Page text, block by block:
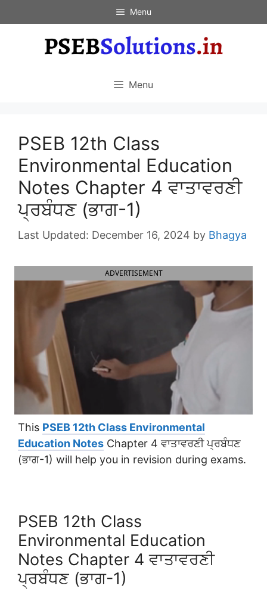
to
Menu
Menu
PSEB 12th Class
Environmental Education
Notes Chapter 4 ਵਾਤਾਵਰਣੀ
ਪ੍ਰਬੰਧਣ (ਭਾਗ-1)
December 16, 2024 by Bhagya
ADVERTISEMENT
This PSEB 12th Class Environmental
Education Notes Chapter 4 ਵਾਤਾਵਰਣੀ ਪ੍ਰਬੰਧਣ
(ਭਾਗ-1) will help you in revision during exams.
PSEB 12th Class
Environmental Education
Notes Chapter 4 ਵਾਤਾਵਰਣੀ
ਪ੍ਰਬੰਧਣ (ਭਾਗ-1)